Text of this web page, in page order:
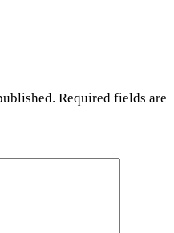
Required fields are